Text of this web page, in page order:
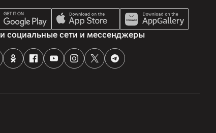
социальные сети и мессенджеры